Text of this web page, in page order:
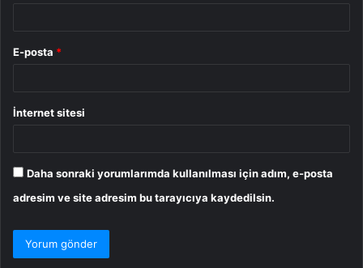
E-posta *
İnternet sitesi
Daha sonraki yorumlarımda kullanılması için adım, e-posta
adresim ve site adresim bu tarayıcıya kaydedilsin.